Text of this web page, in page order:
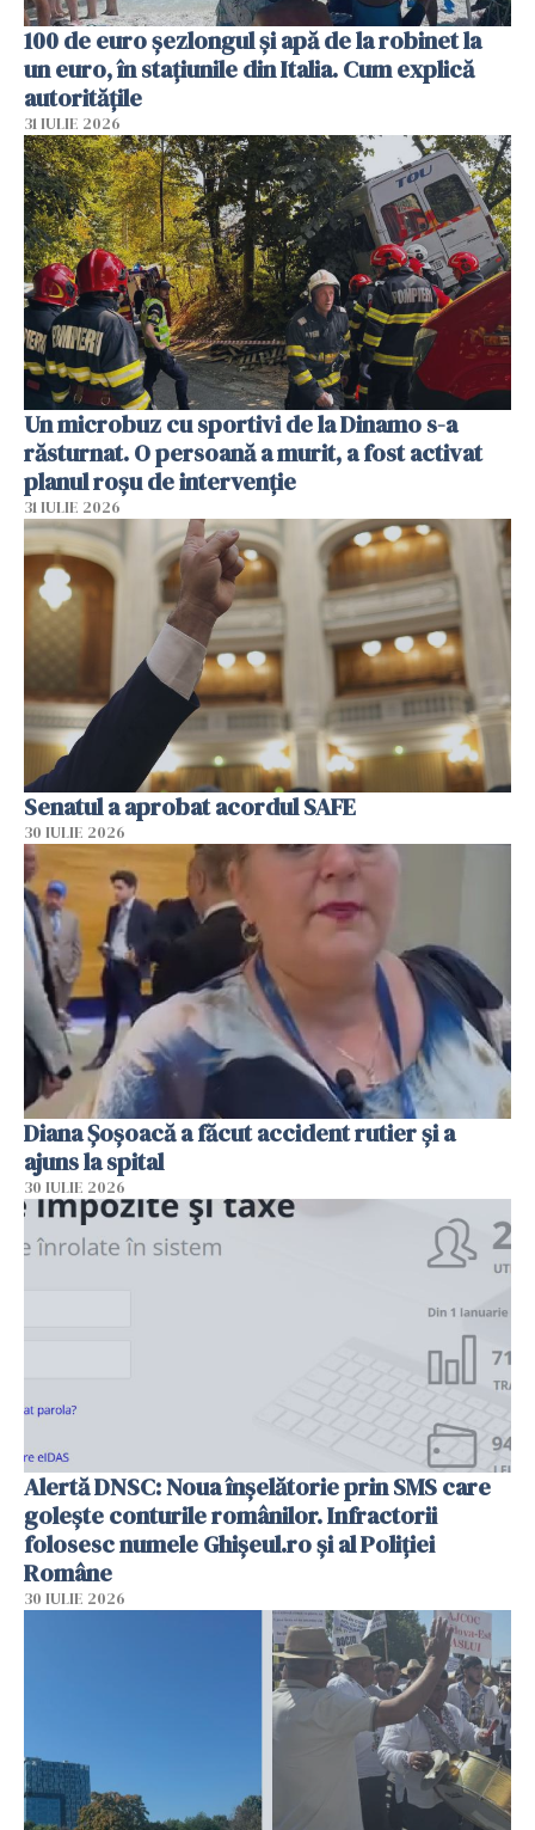
100 de euro șezlongul și apă de la robinet la
un euro, în stațiunile din Italia. Cum explică
autoritățile
31 IULIE 2026
Un microbuz cu sportivi de la Dinamo s-a
răsturnat. O persoană a murit, a fost activat
planul roșu de intervenție
31 IULIE 2026
Senatul a aprobat acordul SAFE
30 IULIE 2026
Diana Șoșoacă a făcut accident rutier și a
ajuns la spital
30 IULIE 2026
Alertă DNSC: Noua înșelătorie prin SMS care
golește conturile românilor. Infractorii
folosesc numele Ghișeul.ro și al Poliției
Române
30 IULIE 2026